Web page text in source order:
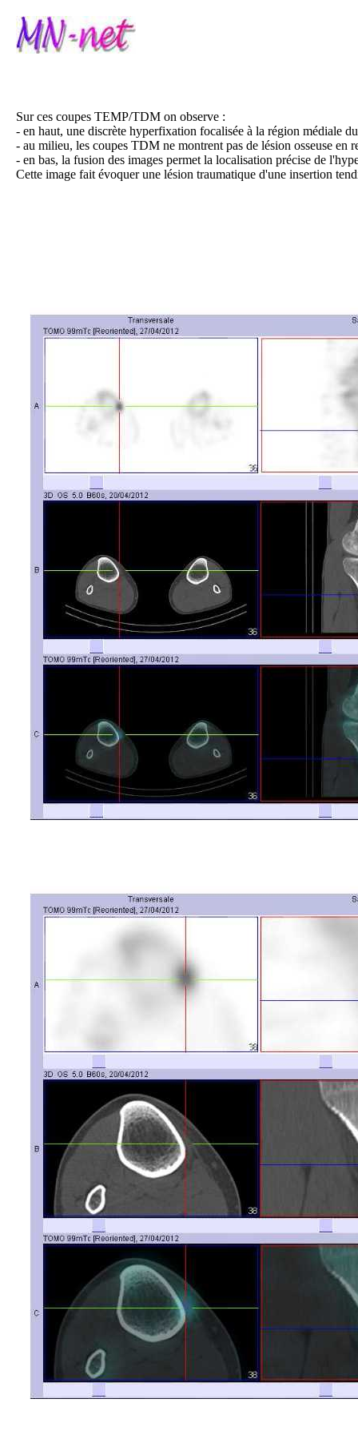
Sur ces coupes TEMP/TDM on observe :
- en haut, une discrète hyperfixation focalisée à la région médiale
- au milieu, les coupes TDM ne montrent pas de lésion osseuse
- en bas, la fusion des images permet la localisation précise de
Cette image fait évoquer une lésion traumatique d'une insertion